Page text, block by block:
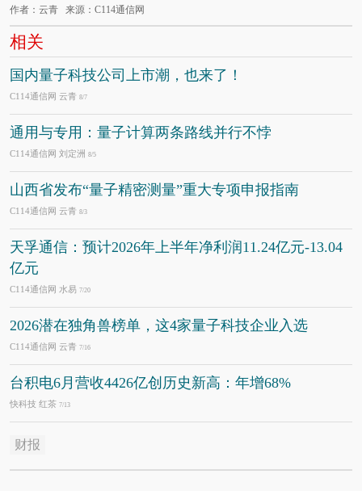
作者：云青 来源：C114通信网
相关
国内量子科技公司上市潮，也来了！
C114通信网 云青 8/7
通用与专用：量子计算两条路线并行不悖
C114通信网 刘定洲 8/5
山西省发布“量子精密测量”重大专项申报指南
C114通信网 云青 8/3
天孚通信：预计2026年上半年净利润11.24亿元-13.04
亿元
C114通信网 水易 7/20
2026潜在独角兽榜单，这4家量子科技企业入选
C114通信网 云青 7/16
台积电6月营收4426亿创历史新高：年增68%
快科技 红茶 7/13
财报